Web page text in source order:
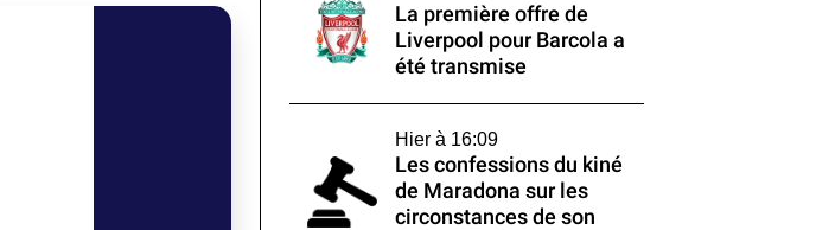
La première offre de
Liverpool pour Barcola a
été transmise
Hier à 16:09
Les confessions du kiné
de Maradona sur les
circonstances de son